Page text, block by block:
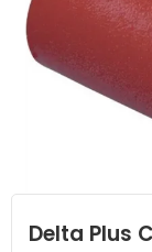
Delta Plus